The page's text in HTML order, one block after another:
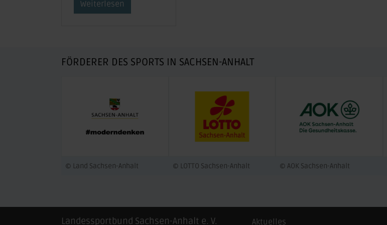
Weiterlesen
FÖRDERER DES SPORTS IN SACHSEN-ANHALT
© Land Sachsen-Anhalt © LOTTO Sachsen-Anhalt © AOK Sachsen-Anhalt
Landessportbund Sachsen-Anhalt e. V. Aktuelles